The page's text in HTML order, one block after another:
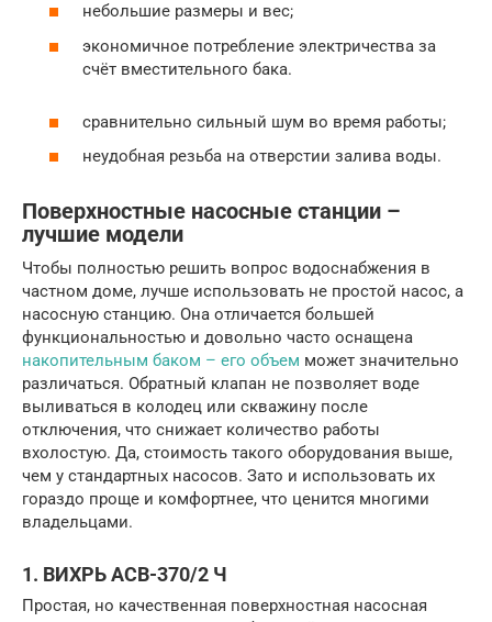
небольшие размеры и вес;
экономичное потребление электричества за
счёт вместительного бака.
сравнительно сильный шум во время работы;
неудобная резьба на отверстии залива воды.
Поверхностные насосные станции –
лучшие модели
Чтобы полностью решить вопрос водоснабжения в
частном доме, лучше использовать не простой насос, а
насосную станцию. Она отличается большей
функциональностью и довольно часто оснащена
накопительным баком – его объем может значительно
различаться. Обратный клапан не позволяет воде
выливаться в колодец или скважину после
отключения, что снижает количество работы
вхолостую. Да, стоимость такого оборудования выше,
чем у стандартных насосов. Зато и использовать их
гораздо проще и комфортнее, что ценится многими
владельцами.
1. ВИХРЬ АСВ-370/2 Ч
Простая, но качественная поверхностная насосная